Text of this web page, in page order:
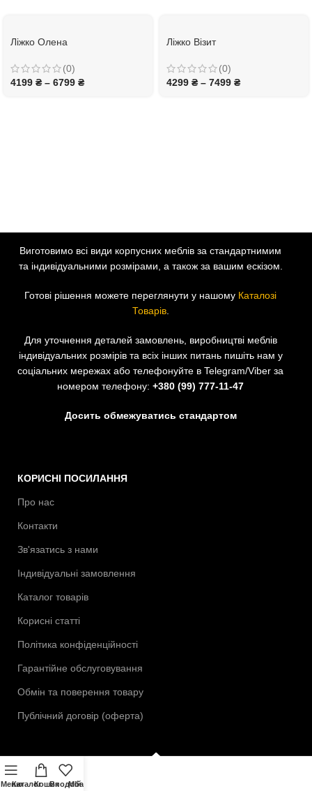
Ліжко Олена
(0)
4199 ₴ – 6799 ₴
Ліжко Візит
(0)
4299 ₴ – 7499 ₴
КОРИСНІ ПОСИЛАННЯ
Про нас
Контакти
Зв'язатись з нами
Індивідуальні замовлення
Каталог товарів
Корисні статті
Політика конфіденційності
Гарантійне обслуговування
Обмін та поверення товару
Публічний договір (оферта)
Виготовимо всі види корпусних меблів за стандартнимим
та індивідуальними розмірами, а також за вашим ескізом.
Готові рішення можете переглянути у нашому Каталозі
Товарів.
Для уточнення деталей замовлень, виробництві меблів
індивідуальних розмірів та всіх інших питань пишіть нам у
соціальних мережах або телефонуйте в Telegram/Viber за
номером телефону:+380 (99) 777-11-47
Досить обмежуватись стандартом
МенюКаталогКошикВподобанеМій аккаунт